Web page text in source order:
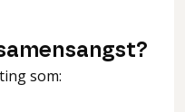
som: